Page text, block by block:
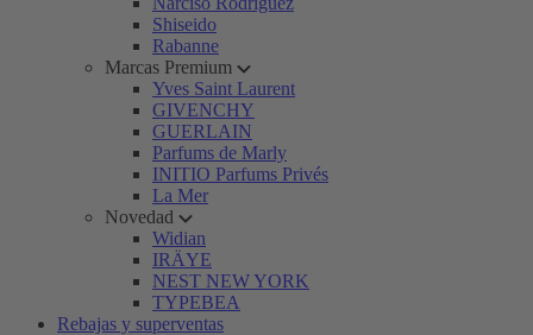
Shiseido
Rabanne
Marcas Premium
Yves Saint Laurent
GIVENCHY
GUERLAIN
Parfums de Marly
INITIO Parfums Privés
La Mer
Novedad
Widian
IRÄYE
NEST NEW YORK
TYPEBEA
Rebajas y superventas